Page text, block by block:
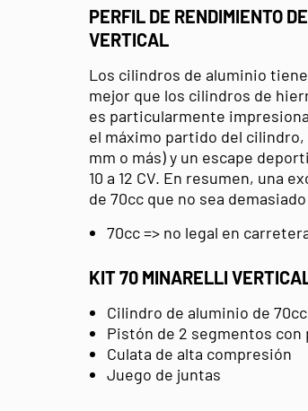
PERFIL DE RENDIMIENTO
VERTICAL
Los cilindros de aluminio
mejor que los cilindros de
es particularmente
el máximo partido del cilindro,
mm o más) y un escape
10 a 12 CV. En resumen, una
de 70cc que no sea
70cc => no legal en
KIT 70 MINARELLI
Cilindro de aluminio de
Pistón de 2 segmentos con
Culata de alta compresión
Juego de juntas